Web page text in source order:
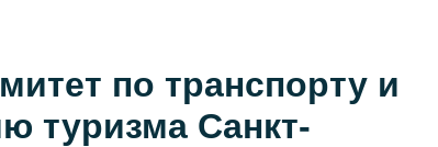
по транспорту и
туризма Санкт-